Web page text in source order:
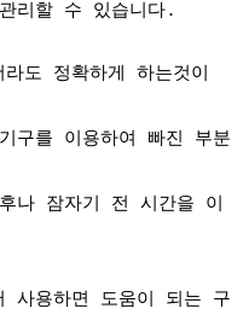
리할 수 있습니다.
도 정확하게 하는것이
구를 이용하여 빠진 부분
나 잠자기 전 시간을 이
사용하면 도움이 되는 구